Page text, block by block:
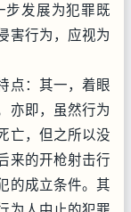
步发展为犯罪既
害行为，应视为
：其一，着眼
亦即，虽然行为
亡，但之所以没
来的开枪射击行
的成立条件。其